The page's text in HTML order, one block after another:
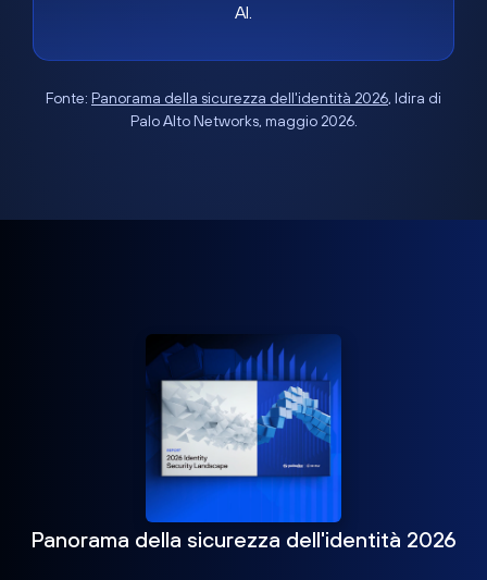
AI.
Fonte: Panorama della sicurezza dell'identità 2026, Idira di
Palo Alto Networks, maggio 2026.
Panorama della sicurezza dell'identità 2026